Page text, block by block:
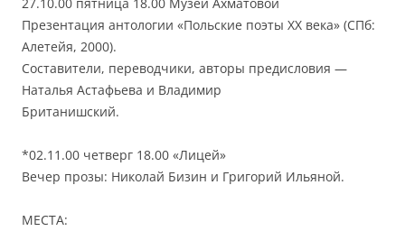
Презентация антологии «Польские поэты XX века» (СПб:
Алетейя, 2000).
Составители, переводчики, авторы предисловия —
Наталья Астафьева и Владимир
Британишский.
*02.11.00 четверг 18.00 «Лицей»
Вечер прозы: Николай Бизин и Григорий Ильяной.
МЕСТА: